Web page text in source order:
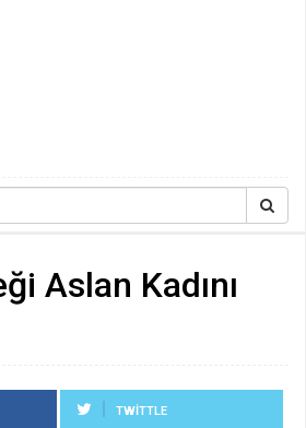
Aslan Kadını
TWITTLE